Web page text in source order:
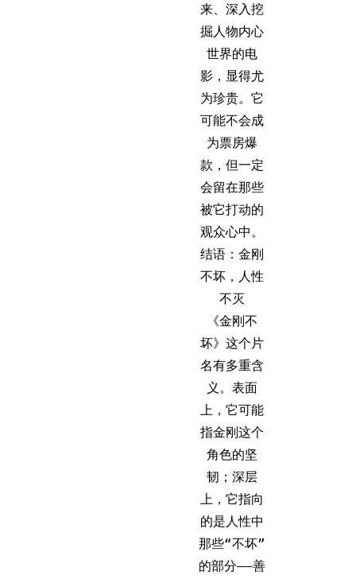
来、深入挖
掘人物内心
世界的电
影，显得尤
为珍贵。它
可能不会成
为票房爆
款，但一定
会留在那些
被它打动的
观众心中。
结语：金刚
不坏，人性
不灭
《金刚不
坏》这个片
名有多重含
义。表面
上，它可能
指金刚这个
角色的坚
韧；深层
上，它指向
的是人性中
那些“不坏”
的部分——善